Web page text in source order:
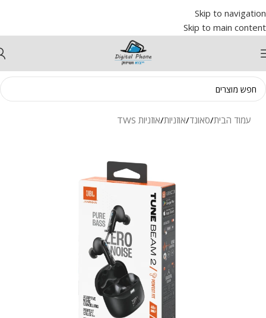
Skip to navigation
Skip to main content
עמוד הבית/סאונד/אוזניות/אוזניות TWS